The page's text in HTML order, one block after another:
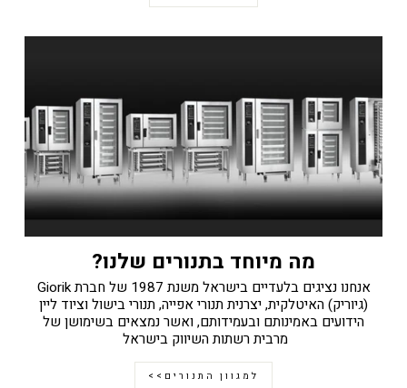
מה מיוחד בתנורים שלנו?
אנחנו נציגים בלעדיים בישראל משנת 1987 של חברת Giorik
(גיוריק) האיטלקית, יצרנית תנורי אפייה, תנורי בישול וציוד ליין
הידועים באמינותם ובעמידותם, ואשר נמצאים בשימושן של
מרבית רשתות השיווק בישראל
למגוון התנורים>>